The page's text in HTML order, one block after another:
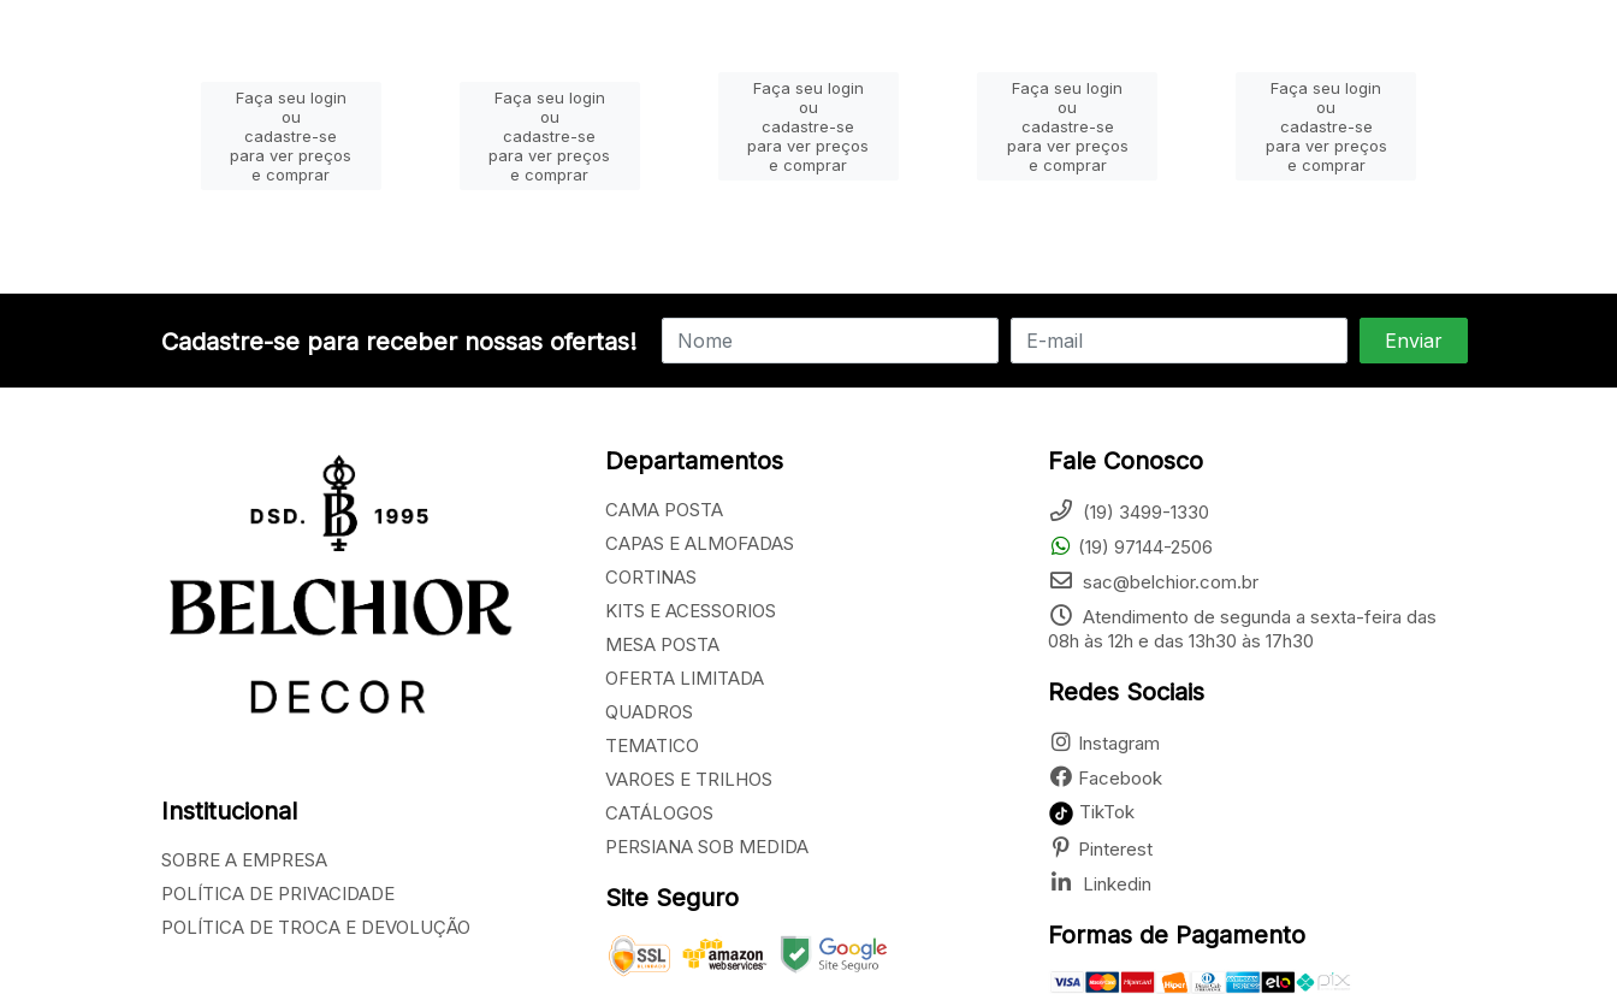
Faça seu login
ou
cadastre-se
para ver preços
e comprar
Faça seu login
ou
cadastre-se
para ver preços
e comprar
Faça seu login
ou
cadastre-se
para ver preços
e comprar
Faça seu login
ou
cadastre-se
para ver preços
e comprar
Faça seu login
ou
cadastre-se
para ver preços
e comprar
Cadastre-se para receber nossas ofertas!
Institucional
SOBRE A EMPRESA
POLÍTICA DE PRIVACIDADE
POLÍTICA DE TROCA E DEVOLUÇÃO
Departamentos
CAMA POSTA
CAPAS E ALMOFADAS
CORTINAS
KITS E ACESSORIOS
MESA POSTA
OFERTA LIMITADA
QUADROS
TEMATICO
VAROES E TRILHOS
CATÁLOGOS
PERSIANA SOB MEDIDA
Site Seguro
Fale Conosco
(19) 3499-1330
(19) 97144-2506
sac@belchior.com.br
Atendimento de segunda a sexta-feira das
08h às 12h e das 13h30 às 17h30
Redes Sociais
Instagram
Facebook
TikTok
Pinterest
Linkedin
Formas de Pagamento